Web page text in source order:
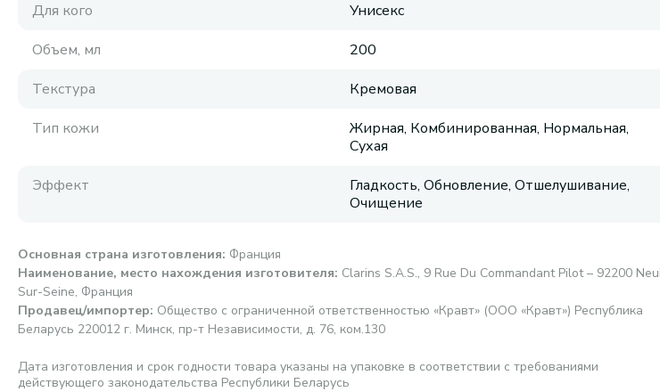
Для кого
Унисекс
Объем, мл
200
Текстура
Кремовая
Тип кожи
Жирная, Комбинированная, Нормальная,
Сухая
Эффект
Гладкость, Обновление, Отшелушивание,
Очищение
Основная страна изготовления: Франция
Наименование, место нахождения изготовителя: Clarins S.A.S., 9 Rue Du Commandant Pilot – 92200
Sur-Seine, Франция
Продавец/импортер: Общество с ограниченной ответственностью «Кравт» (ООО «Кравт») Республика
Беларусь 220012 г. Минск, пр-т Независимости, д. 76, ком.130
Дата изготовления и срок годности товара указаны на упаковке в соответствии с требованиями
действующего законодательства Республики Беларусь